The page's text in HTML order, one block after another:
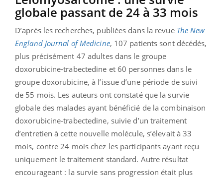
globale passant de 24 à 33 mois
D’après les recherches, publiées dans la revue The New
England Journal of Medicine, 107 patients sont décédés,
plus précisément 47 adultes dans le groupe
doxorubicine-trabectedine et 60 personnes dans le
groupe doxorubicine, à l’issue d’une période de suivi
de 55 mois. Les auteurs ont constaté que la survie
globale des malades ayant bénéficié de la combinaison
doxorubicine-trabectedine, suivie d’un traitement
d’entretien à cette nouvelle molécule, s’élevait à 33
mois, contre 24 mois chez les participants ayant reçu
uniquement le traitement standard. Autre résultat
encourageant : la survie sans progression était plus